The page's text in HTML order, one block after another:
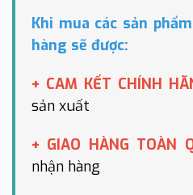
Khi mua các sản
hàng sẽ được:
+ CAM KẾT CHÍNH
sản xuất
+ GIAO HÀNG TOÀN
nhận hàng